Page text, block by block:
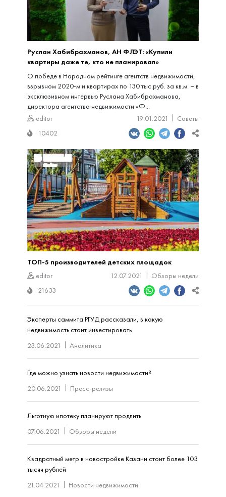
Руслан Хабибрахманов, АН ФЛЭТ: «Купили
квартиры даже те, кто не планировал»
О победе в Народном рейтинге агентств недвижимости,
взрывном 2020-м и квартирах по 130 тыс.руб. за кв.м. – в
эксклюзивном интервью Руслана Хабибрахманова,
директора агентства недвижимости «Ф...
editor
19.01.2021
Советы
10402
ТОП-5 производителей детских площадок
editor
12.07.2021
Обзоры недели
21633
Эксперты саммита РГУД рассказали, в какую
недвижимость стоит инвестировать
23.06.2021
Аналитика
Где можно узнать новости недвижимости?
20.06.2021
Пресс-релизы
Льготную ипотеку планируют продлить
07.06.2021
Обзоры недели
Квадратный метр в новостройке Казани стоит более 103
тысяч рублей
21.04.2021
Новости недвижимости